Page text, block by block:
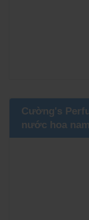
Cường's
nước hoa